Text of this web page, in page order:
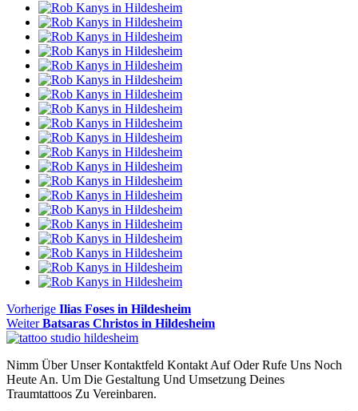
Beitragsnavigation
Vorherige Vorheriger
Beitrag
Ilias Foses in Hildesheim
Weiter Nächster
Beitrag:
Batsaras Christos in Hildesheim
Nimm Über Unser Kontaktfeld Kontakt Auf Oder Rufe Uns Noch
Heute An. Um Die Gestaltung Und Umsetzung Deines
Traumtattoos Zu Vereinbaren.